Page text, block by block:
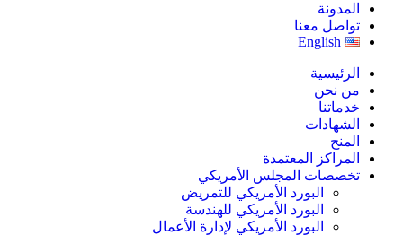
المدونة
تواصل معنا
English
الرئيسية
من نحن
خدماتنا
الشهادات
المنح
المراكز المعتمدة
تخصصات المجلس الأمريكي
البورد الأمريكي للتمريض
البورد الأمريكي للهندسة
البورد الأمريكي لإدارة الأعمال